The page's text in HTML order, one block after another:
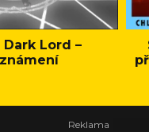
Dark Lord –